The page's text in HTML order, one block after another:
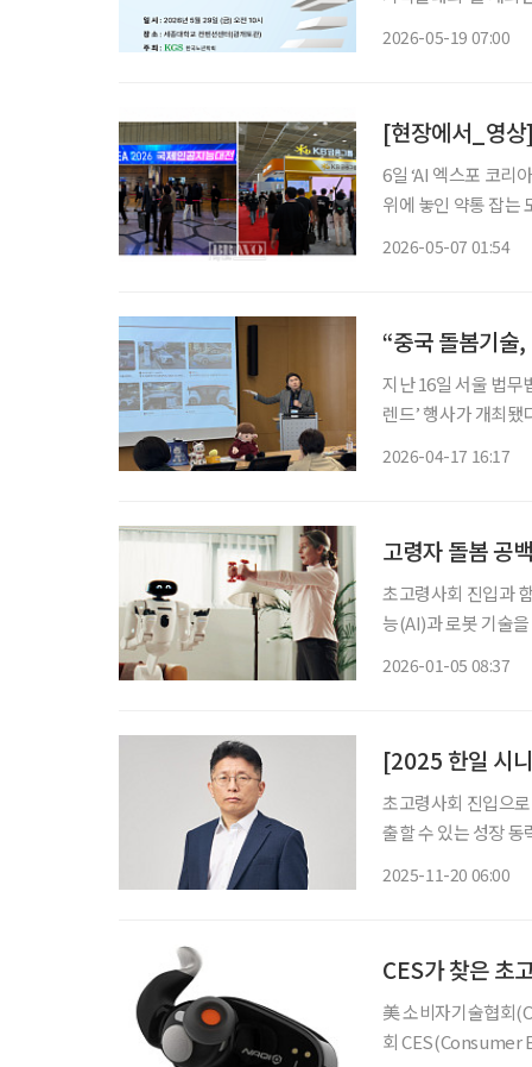
2026-05-19 07:00
[현장에서_영상
6일 ‘AI 엑스포 코리
위에 놓인 약통 잡는
2026-05-07 01:54
“중국 돌봄기술
지난 16일 서울 법무
렌드’ 행사가 개최
2026-04-17 16:17
고령자 돌봄 공
초고령사회 진입과
능(AI)과 로봇 기술
2026-01-05 08:37
[2025 한일 시
초고령사회 진입으
출할 수 있는 성장
2025-11-20 06:00
CES가 찾은 초
美 소비자기술협회
회 CES(Consumer